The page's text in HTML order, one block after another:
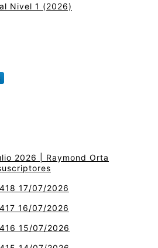
Nivel 1 (2026)
2026 | Raymond Orta
17/07/2026
16/07/2026
15/07/2026